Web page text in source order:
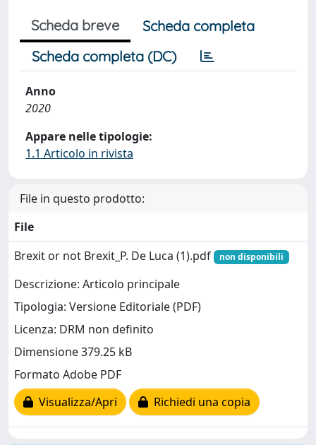
Scheda breve
Scheda completa
Scheda completa (DC)
Anno
2020
Appare nelle tipologie:
1.1 Articolo in rivista
File in questo prodotto:
File
Brexit or not Brexit_P. De Luca (1).pdf
non disponibili
Descrizione: Articolo principale
Tipologia: Versione Editoriale (PDF)
Licenza: DRM non definito
Dimensione 379.25 kB
Formato Adobe PDF
Visualizza/Apri
Richiedi una copia